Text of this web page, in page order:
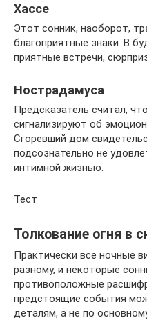
Хассе
Этот сонник, наоборот,
благоприятные знаки. В
приятные встречи,
Нострадамуса
Предсказатель считал,
сигнализируют об
Сгоревший дом
подсознательно не
интимной жизнью.
Тест
Толкование огня в
Практически все ночные
разному, и некоторые
противоположные
предстоящие события
деталям, а не по